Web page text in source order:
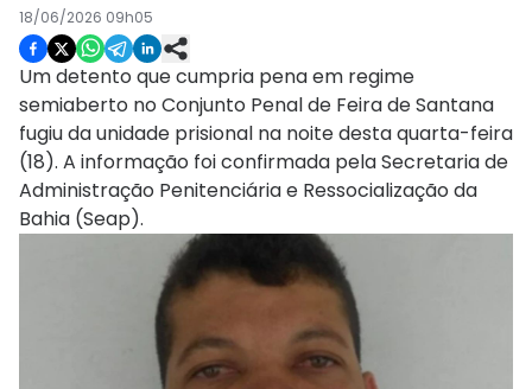
18/06/2026 09h05
Um detento que cumpria pena em regime
semiaberto no Conjunto Penal de Feira de Santana
fugiu da unidade prisional na noite desta quarta-feira
(18). A informação foi confirmada pela Secretaria de
Administração Penitenciária e Ressocialização da
Bahia (Seap).